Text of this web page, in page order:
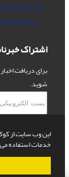
این وب سایت از
خدمات استفاده
under the
License
اشتراک
برای دریافت
شوید.
© سامانه مدیریت